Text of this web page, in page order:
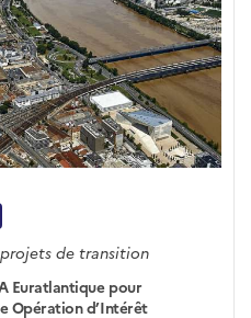
de transition
Euratlantique pour
Opération d’Intérêt